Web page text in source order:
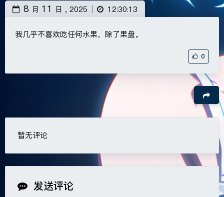
8 月 11 日 , 2025 12:30:13
我几乎不喜欢吃任何水果，除了果盘。
0
豆
暂无评论
发送评论